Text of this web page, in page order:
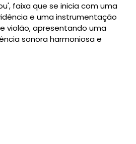
faixa que se inicia com uma
e uma instrumentação
violão, apresentando uma
sonora harmoniosa e